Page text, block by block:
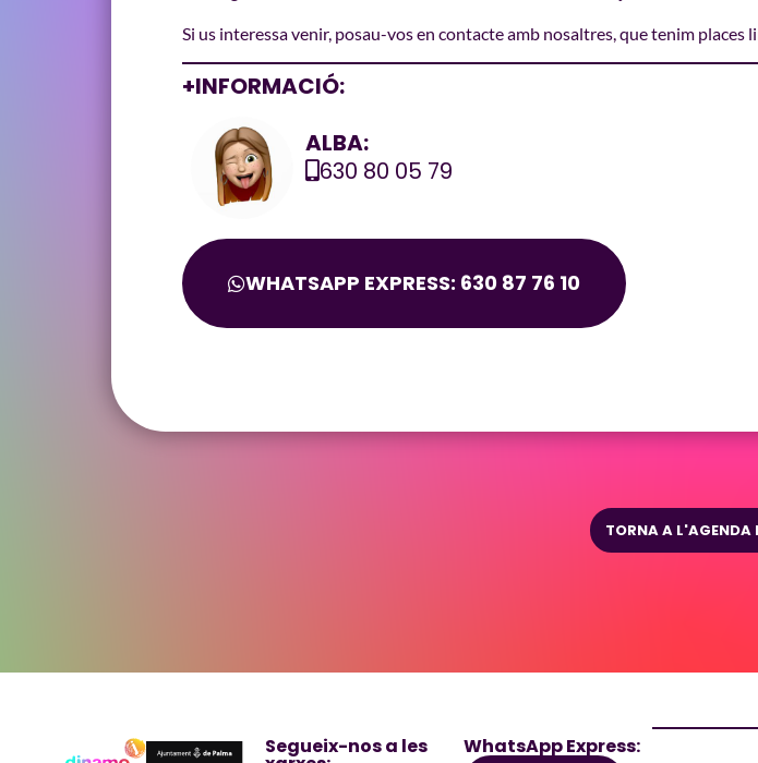
Si us interessa venir, posau-vos en contacte amb nosaltres, que tenim places
+INFORMACIÓ:
ALBA:
630 80 05 79
WHATSAPP EXPRESS: 630 87 76 10
TORNA A
Segueix-nos a les WhatsApp Express: